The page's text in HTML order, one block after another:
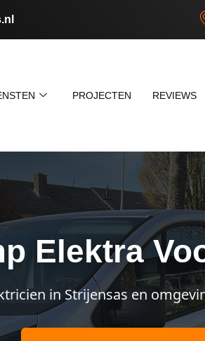
PROJECTEN REVIEWS
Elektra
in Strijensas en